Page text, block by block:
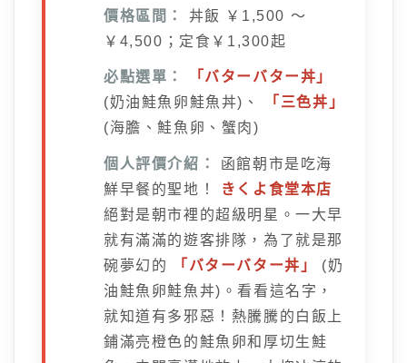
價格區間：
丼飯 ￥1,500 ～
￥4,500；定食￥1,300起
必點選單：
「バターバター丼」
(奶油鮭魚卵鮭魚丼)、
「三色丼」
(海膽、鮭魚卵、蟹肉)
個人評價介紹：
函館朝市是吃海
鮮早餐的聖地！
きくよ食堂本店
絕對是朝市裡的超級明星。一大早
就有滿滿的遊客排隊，為了就是那
碗夢幻的
「バターバター丼」
(奶
油鮭魚卵鮭魚丼)。看看這名字，
就知道有多邪惡！熱騰騰的白飯上
鋪滿亮橙色的鮭魚卵和厚切生鮭